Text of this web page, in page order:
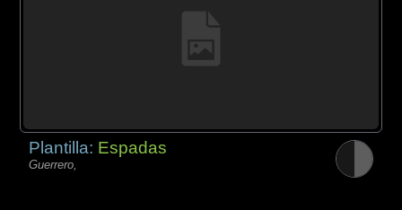
Plantilla: Espadas
Guerrero,